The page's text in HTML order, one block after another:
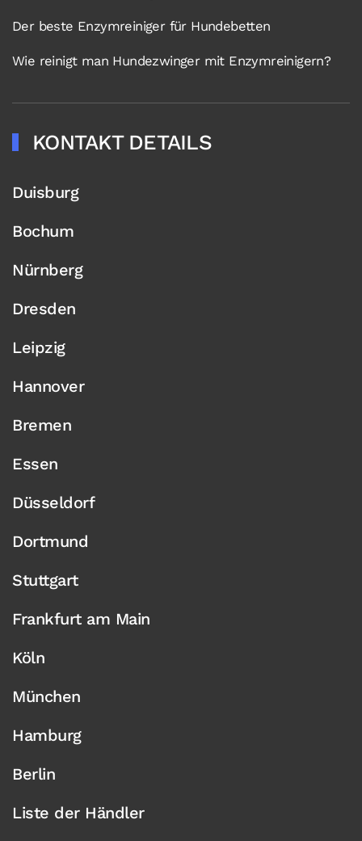
Der beste Enzymreiniger für Hundebetten
Wie reinigt man Hundezwinger mit Enzymreinigern?
KONTAKT DETAILS
Duisburg
Bochum
Nürnberg
Dresden
Leipzig
Hannover
Bremen
Essen
Düsseldorf
Dortmund
Stuttgart
Frankfurt am Main
Köln
München
Hamburg
Berlin
Liste der Händler